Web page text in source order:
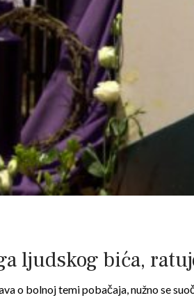
ljudskog bića,
o bolnoj temi pobačaja, nužno se